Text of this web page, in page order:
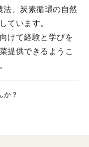
法、炭素循環の自然
ています。
けて経験と学びを
提供できるようこ
か？